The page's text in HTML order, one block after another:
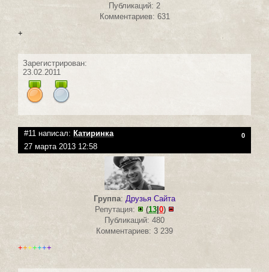
Публикаций: 2
Комментариев: 631
+
Зарегистрирован:
23.02.2011
#11 написал: Катиринка 0
27 марта 2013 12:58
Группа: Друзья Сайта
Репутация:
(13 0)
Публикаций: 480
Комментариев: 3 239
+++++++